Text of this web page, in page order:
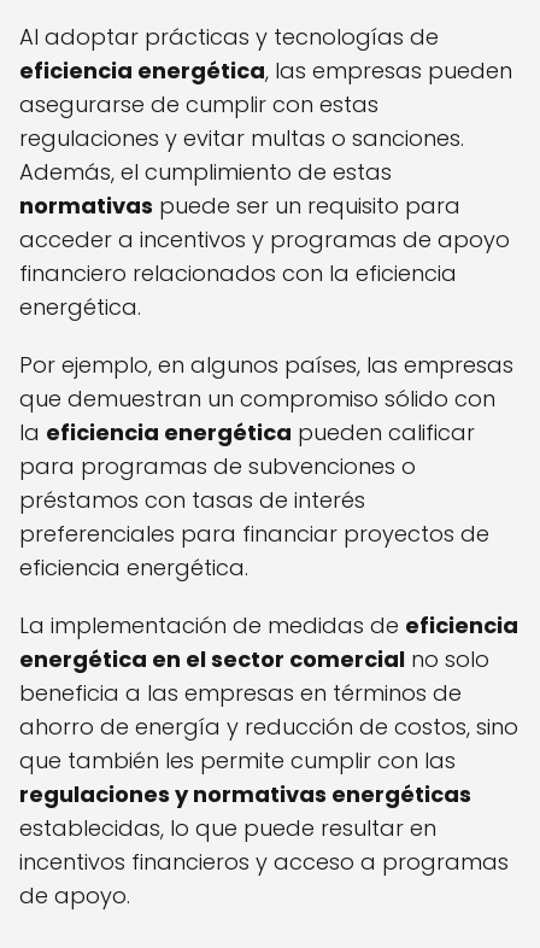
Al adoptar prácticas y tecnologías de
eficiencia energética, las empresas pueden
asegurarse de cumplir con estas
regulaciones y evitar multas o sanciones.
Además, el cumplimiento de estas
normativas puede ser un requisito para
acceder a incentivos y programas de apoyo
financiero relacionados con la eficiencia
energética.
Por ejemplo, en algunos países, las empresas
que demuestran un compromiso sólido con
la eficiencia energética pueden calificar
para programas de subvenciones o
préstamos con tasas de interés
preferenciales para financiar proyectos de
eficiencia energética.
La implementación de medidas de eficiencia
energética en el sector comercial no solo
beneficia a las empresas en términos de
ahorro de energía y reducción de costos, sino
que también les permite cumplir con las
regulaciones y normativas energéticas
establecidas, lo que puede resultar en
incentivos financieros y acceso a programas
de apoyo.